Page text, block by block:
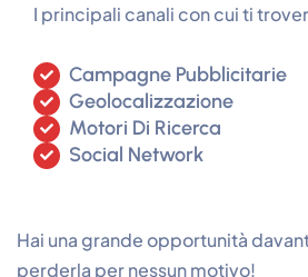
I principali canali con cui ti
Campagne Pubblicitarie
Geolocalizzazione
Motori Di Ricerca
Social Network
Hai una grande opportunità
perderla per nessun motivo!